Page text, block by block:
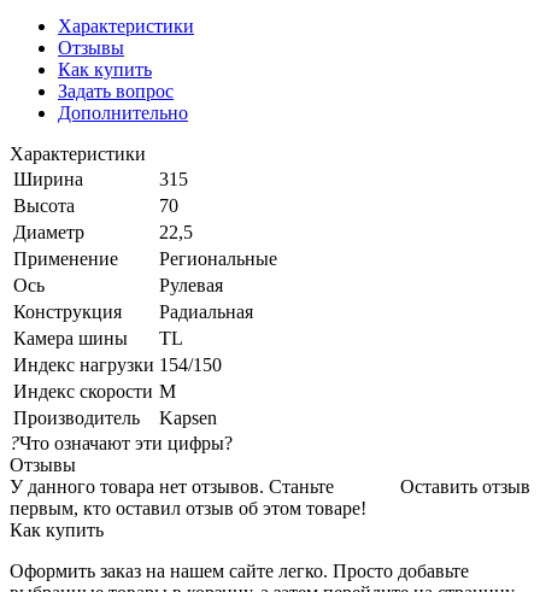
Характеристики
Отзывы
Как купить
Задать вопрос
Дополнительно
Характеристики
Ширина
315
Высота
70
Диаметр
22,5
Применение
Региональные
Ось
Рулевая
Конструкция
Радиальная
Камера шины
TL
Индекс нагрузки 154/150
Индекс скорости M
Производитель
Kapsen
?Что означают эти цифры?
Отзывы
Оставить отзыв
У данного товара нет отзывов. Станьте
первым, кто оставил отзыв об этом товаре!
Как купить
Оформить заказ на нашем сайте легко. Просто добавьте